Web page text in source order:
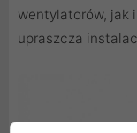
wentylatorów, jak
upraszcza